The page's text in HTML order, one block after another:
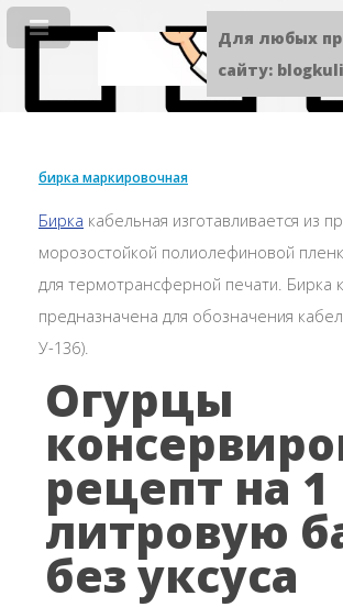
бирка маркировочная
Бирка кабельная изготавливается из
морозостойкой полиолефиновой
для термотрансферной печати. Бирка
предназначена для обозначения
У-136).
Огурцы
рецепт на 1
литровую
без уксуса
Для любых
сайту: